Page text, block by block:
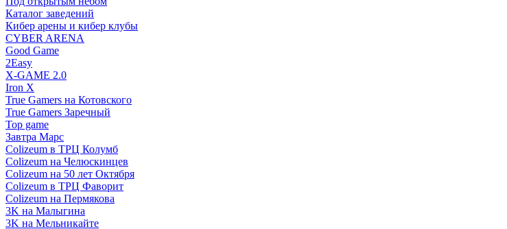
Каталог заведений
Кибер арены и кибер клубы
CYBER ARENA
Good Game
2Easy
X-GAME 2.0
Iron X
True Gamers на Котовского
True Gamers Заречный
Top game
Завтра Марс
Colizeum в ТРЦ Колумб
Colizeum на Челюскинцев
Colizeum на 50 лет Октября
Colizeum в ТРЦ Фаворит
Colizeum на Пермякова
3K на Малыгина
3K на Мельникайте